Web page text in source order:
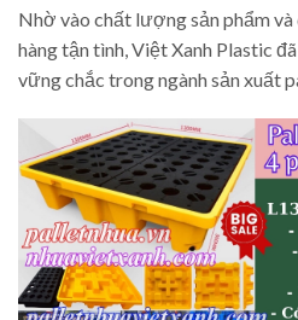
Nhờ vào chất lượng sản phẩm và
hàng tận tình, Việt Xanh Plastic
vững chắc trong ngành sản xuất